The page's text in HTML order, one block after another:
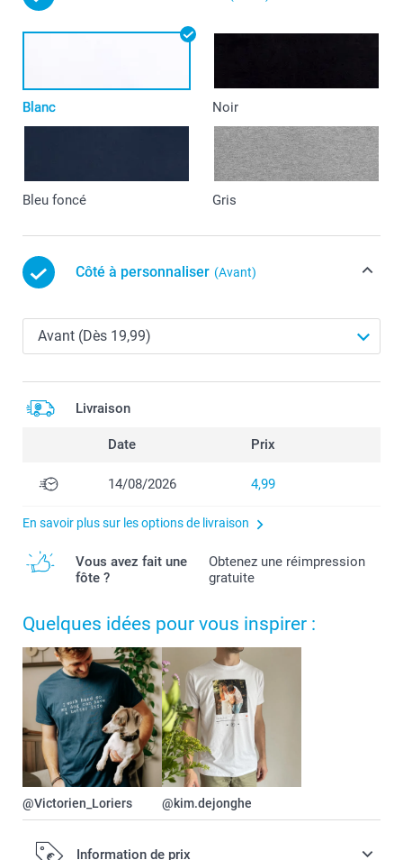
Blanc Noir
Bleu foncé Gris
Côté à personnaliser (Avant)
Livraison
Date Prix
14/08/2026 4,99
En savoir plus sur les options de livraison
Vous avez fait une
fôte ?
Obtenez une réimpression
gratuite
Quelques idées pour vous inspirer :
@Victorien_Loriers @kim.dejonghe
Information de prix